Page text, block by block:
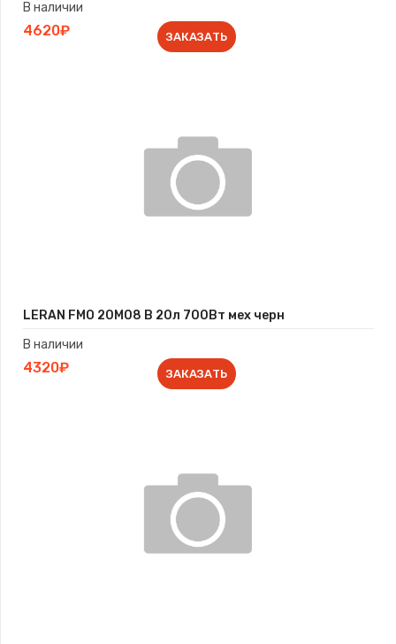
В наличии
4620₽ ЗАКАЗАТЬ
LERAN FMO 20M08 B 20л 700Вт мех черн
В наличии
4320₽ ЗАКАЗАТЬ